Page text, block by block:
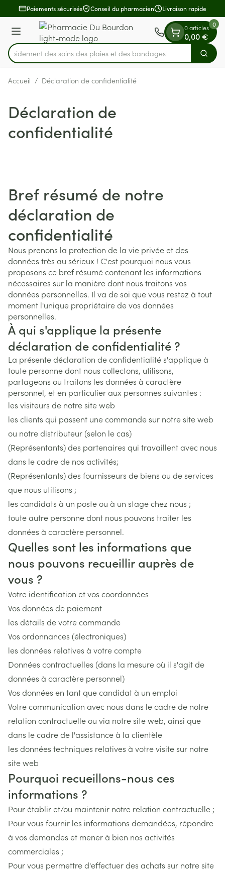
Aller au contenu
1 de 1
Paiements sécurisés Conseil du pharmacien Livraison rapide
Menu
Rechercher
rapidement des soins des plaies et des bandages
0 articles
0,00 €
0
Accueil / Déclaration de confidentialité
Déclaration de
confidentialité
Bref résumé de notre
déclaration de
confidentialité
Nous prenons la protection de la vie privée et des
données très au sérieux ! C'est pourquoi nous vous
proposons ce bref résumé contenant les informations
nécessaires sur la manière dont nous traitons vos
données personnelles. Il va de soi que vous restez à tout
moment l'unique propriétaire de vos données
personnelles.
À qui s'applique la présente
déclaration de confidentialité ?
La présente déclaration de confidentialité s'applique à
toute personne dont nous collectons, utilisons,
partageons ou traitons les données à caractère
personnel, et en particulier aux personnes suivantes :
les visiteurs de notre site web
les clients qui passent une commande sur notre site web
ou notre distributeur (selon le cas)
(Représentants) des partenaires qui travaillent avec nous
dans le cadre de nos activités;
(Représentants) des fournisseurs de biens ou de services
que nous utilisons ;
les candidats à un poste ou à un stage chez nous ;
toute autre personne dont nous pouvons traiter les
données à caractère personnel.
Quelles sont les informations que
nous pouvons recueillir auprès de
vous ?
Votre identification et vos coordonnées
Vos données de paiement
les détails de votre commande
Vos ordonnances (électroniques)
les données relatives à votre compte
Données contractuelles (dans la mesure où il s'agit de
données à caractère personnel)
Vos données en tant que candidat à un emploi
Votre communication avec nous dans le cadre de notre
relation contractuelle ou via notre site web, ainsi que
dans le cadre de l'assistance à la clientèle
les données techniques relatives à votre visite sur notre
site web
Pourquoi recueillons-nous ces
informations ?
Pour établir et/ou maintenir notre relation contractuelle ;
Pour vous fournir les informations demandées, répondre
à vos demandes et mener à bien nos activités
commerciales ;
Pour vous permettre d'effectuer des achats sur notre site